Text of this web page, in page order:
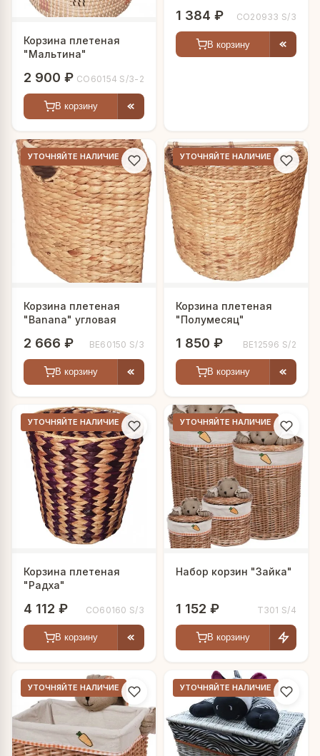
Корзина плетеная
"Мальтина"
2 900 ₽ CO60154 S/3-2
В корзину
1 384 ₽ CO20933 S/3
В корзину
УТОЧНЯЙТЕ НАЛИЧИЕ
Корзина плетеная
"Banana" угловая
2 666 ₽ BE60150 S/3
В корзину
УТОЧНЯЙТЕ НАЛИЧИЕ
Корзина плетеная
"Полумесяц"
1 850 ₽ BE12596 S/2
В корзину
УТОЧНЯЙТЕ НАЛИЧИЕ
Корзина плетеная
"Радха"
4 112 ₽ CO60160 S/3
В корзину
УТОЧНЯЙТЕ НАЛИЧИЕ
Набор корзин "Зайка"
1 152 ₽ T301 S/4
В корзину
УТОЧНЯЙТЕ НАЛИЧИЕ УТОЧНЯЙТЕ НАЛИЧИЕ